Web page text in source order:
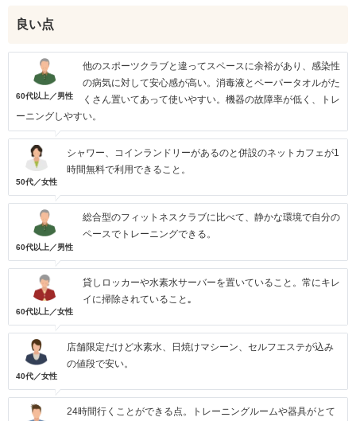
良い点
60代以上／男性
他のスポーツクラブと違ってスペースに余裕があり、感染性
の病気に対して安心感が高い。消毒液とペーパータオルがた
くさん置いてあって使いやすい。機器の故障率が低く、トレ
ーニングしやすい。
50代／女性
シャワー、コインランドリーがあるのと併設のネットカフェが1
時間無料で利用できること。
60代以上／男性
総合型のフィットネスクラブに比べて、静かな環境で自分の
ペースでトレーニングできる。
60代以上／女性
貸しロッカーや水素水サーバーを置いていること。常にキレ
イに掃除されていること｡
40代／女性
店舗限定だけど水素水、日焼けマシーン、セルフエステが込み
の値段で安い。
24時間行くことができる点。トレーニングルームや器具がとて